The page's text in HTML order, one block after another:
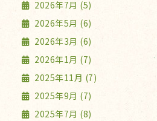
2026年7月 (5)
2026年5月 (6)
2026年3月 (6)
2026年1月 (7)
2025年11月 (7)
2025年9月 (7)
2025年7月 (8)